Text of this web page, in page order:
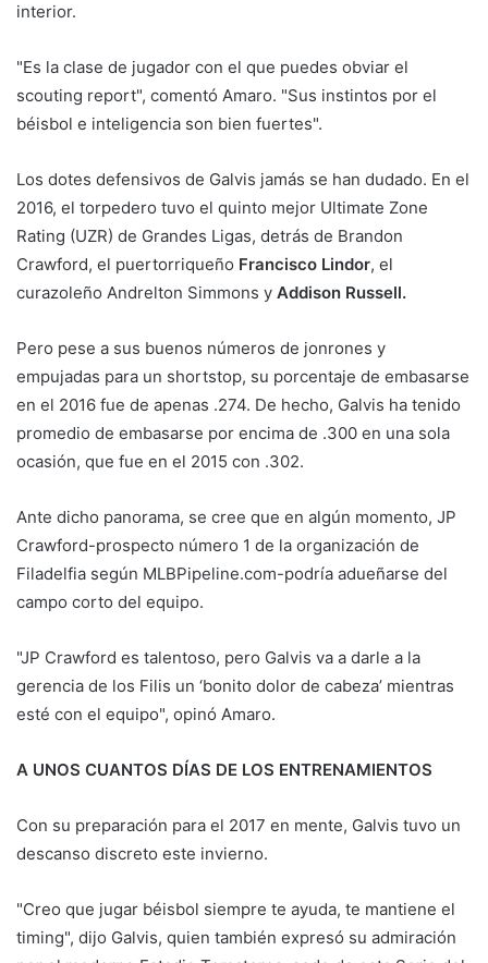
interior.
"Es la clase de jugador con el que puedes obviar el
scouting report", comentó Amaro. "Sus instintos por el
béisbol e inteligencia son bien fuertes".
Los dotes defensivos de Galvis jamás se han dudado. En el
2016, el torpedero tuvo el quinto mejor Ultimate Zone
Rating (UZR) de Grandes Ligas, detrás de Brandon
Crawford, el puertorriqueño Francisco Lindor, el
curazoleño Andrelton Simmons y Addison Russell.
Pero pese a sus buenos números de jonrones y
empujadas para un shortstop, su porcentaje de embasarse
en el 2016 fue de apenas .274. De hecho, Galvis ha tenido
promedio de embasarse por encima de .300 en una sola
ocasión, que fue en el 2015 con .302.
Ante dicho panorama, se cree que en algún momento, JP
Crawford-prospecto número 1 de la organización de
Filadelfia según MLBPipeline.com-podría adueñarse del
campo corto del equipo.
"JP Crawford es talentoso, pero Galvis va a darle a la
gerencia de los Filis un ‘bonito dolor de cabeza’ mientras
esté con el equipo", opinó Amaro.
A UNOS CUANTOS DÍAS DE LOS ENTRENAMIENTOS
Con su preparación para el 2017 en mente, Galvis tuvo un
descanso discreto este invierno.
"Creo que jugar béisbol siempre te ayuda, te mantiene el
timing", dijo Galvis, quien también expresó su admiración